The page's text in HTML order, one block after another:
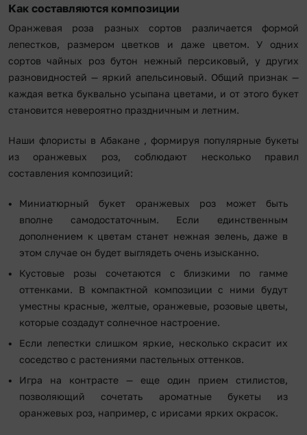
Как составляются композиции
Оранжевая роза разных сортов различается формой
лепестков, размером цветков и даже цветом. У одних
сортов чайных роз бутон нежный персиковый, у других
разновидностей — яркий апельсиновый. Общий признак —
каждая ветка буквально усыпана цветами, и от этого букет
становится невероятно праздничным и летним.
Наши флористы в Абакане , формируя популярные букеты
из оранжевых роз, соблюдают несколько правил
составления композиций:
Миниатюрный букет оранжевых роз может быть
вполне самодостаточным. Если единственным
дополнением к цветам станет нежная зелень, даже в
этом случае он будет выглядеть очень изысканно.
Кустовые розы сочетаются с близкими по гамме
оттенками. В компактной композиции с ними будут
уместны красные, желтые, оранжевые, розовые цветы,
которые создадут солнечное настроение.
Если лепестки слишком яркие, несколько скрасит их
соседство с растениями пастельных оттенков.
Игра на контрасте — еще один прием стилистов,
позволяющий сочетать ароматные букеты из
оранжевых роз, например, с ирисами ярких окрасок.